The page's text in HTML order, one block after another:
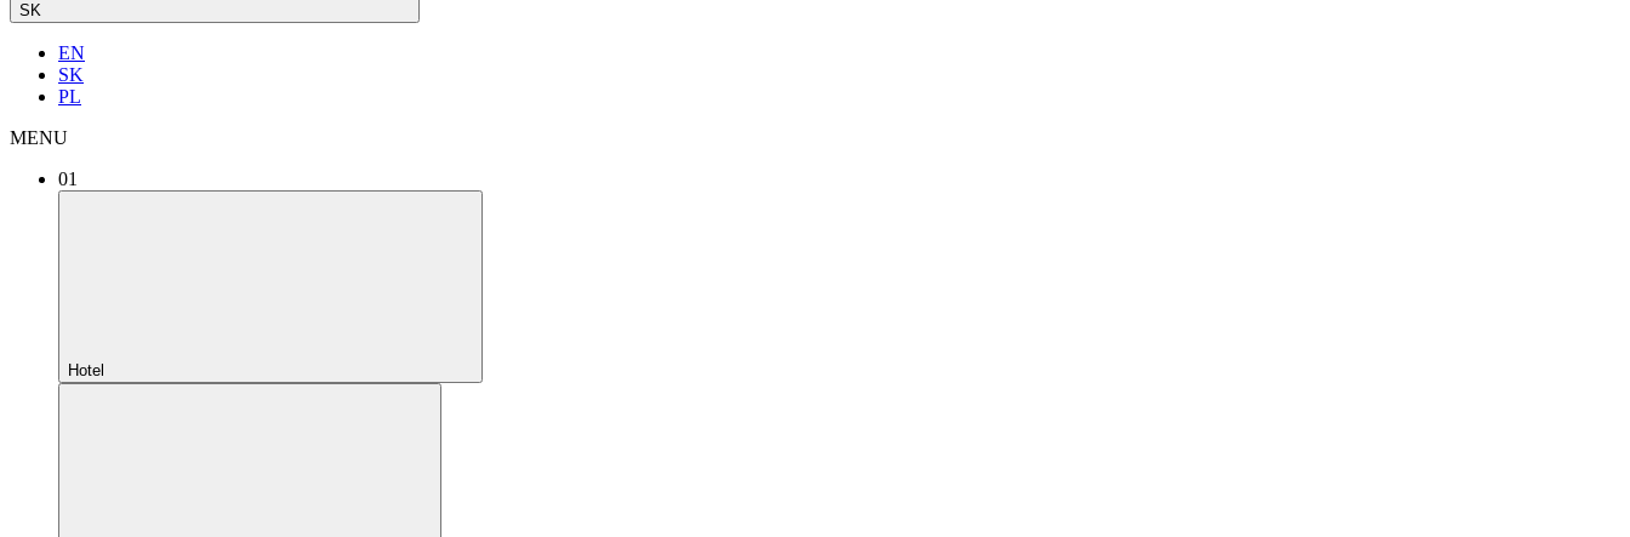
SK
EN
SK
PL
MENU
01
Hotel